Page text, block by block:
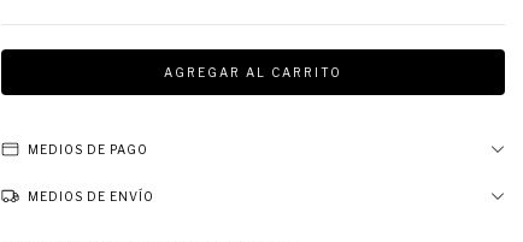
MEDIOS DE PAGO
MEDIOS DE ENVÍO